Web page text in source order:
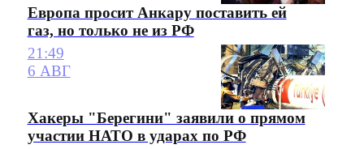
Европа просит Анкару поставить ей
газ, но только не из РФ
21:49
6 АВГ
Хакеры "Берегини" заявили о прямом
участии НАТО в ударах по РФ